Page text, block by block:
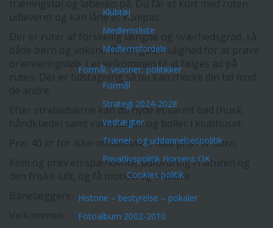
Klubtøj
Medlemsliste
Medlemsfordele
Formål, visioner, politikker
Formål
Strategi 2024-2028
Vedtægter
Træner- og uddannelsespolitik
Privatlivspolitik Horsens OK
Cookies politik
Historie – bestyrelse – pokaler
Fotoalbum 2002-2010
træningstøj og løbesko på. Du får et kort med ruten
udleveret og kan låne et kompas.
Der er ruter af forskellig længde og sværhedsgrad, så
både børn og voksne får en god mulighed for at prøve
orienteringsløb. I er velkommen til at følges ad på
ruten. Der er tidstagning så du kan checke din tid mod
Efter strabadserne kan du nyde et varmt bad (husk
håndklæde) samt varm kakao og boller i klubhuset.
Pris: 40 kr for ikke-medlemmer, halv pris for børn.
Kom og prøv en spændende udfordring i naturen og
den friske luft, og få motion og velvære.